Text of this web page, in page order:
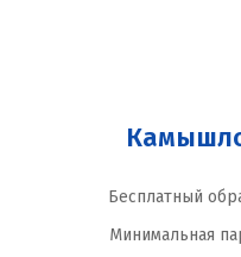
Бесплатный
Минимальная